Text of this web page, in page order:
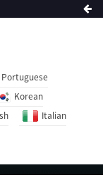
Portuguese
Korean
Italian